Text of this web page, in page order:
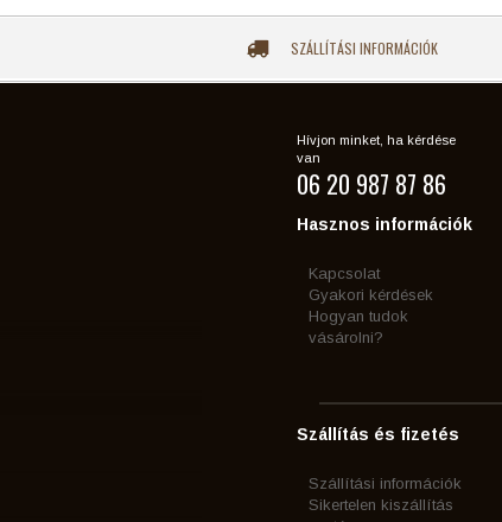
SZÁLLÍTÁSI INFORMÁCIÓK
Hívjon minket, ha kérdése
van
06 20 987 87 86
Hasznos információk
Kapcsolat
Gyakori kérdések
Hogyan tudok
vásárolni?
Szállítás és fizetés
Szállítási információk
Sikertelen kiszállítás